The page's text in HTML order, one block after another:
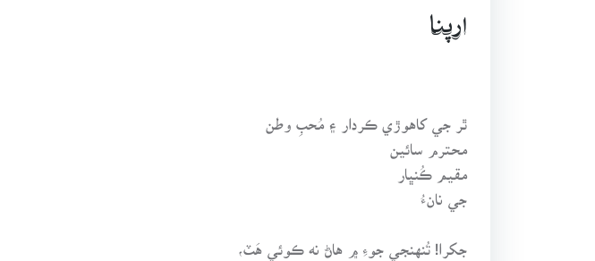
ارپنا
ٿر جي کاهوڙي ڪردار ۽ مُحبِ وطن
محترم سائين
مقيم ڪُنڀار
جي نانءُ
جکرا! تُنهنجي جوءِ ۾ هاڻ نه ڪوئي هَٽ،